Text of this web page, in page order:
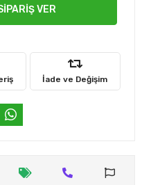
VER
İade ve Değişim